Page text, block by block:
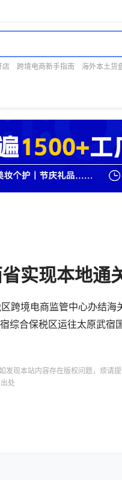
店 跨境电商新手指南 海外本土货
实现本地通
跨境电商监管中心办结海
综合保税区运往太原武宿
发现本站内容存在版权问题，烦请
处